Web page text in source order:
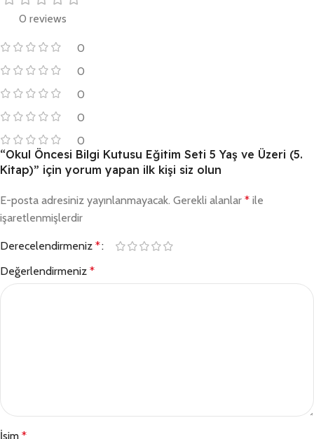
0 reviews
0
0
0
0
0
“Okul Öncesi Bilgi Kutusu Eğitim Seti 5 Yaş ve Üzeri (5.
Kitap)” için yorum yapan ilk kişi siz olun
E-posta adresiniz yayınlanmayacak. Gerekli alanlar * ile
işaretlenmişlerdir
Derecelendirmeniz *
Değerlendirmeniz *
İsim *